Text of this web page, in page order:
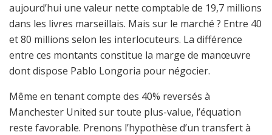
aujourd’hui une valeur nette comptable de 19,7 millions
dans les livres marseillais. Mais sur le marché ? Entre 40
et 80 millions selon les interlocuteurs. La différence
entre ces montants constitue la marge de manœuvre
dont dispose Pablo Longoria pour négocier.
Même en tenant compte des 40% reversés à
Manchester United sur toute plus-value, l’équation
reste favorable. Prenons l’hypothèse d’un transfert à